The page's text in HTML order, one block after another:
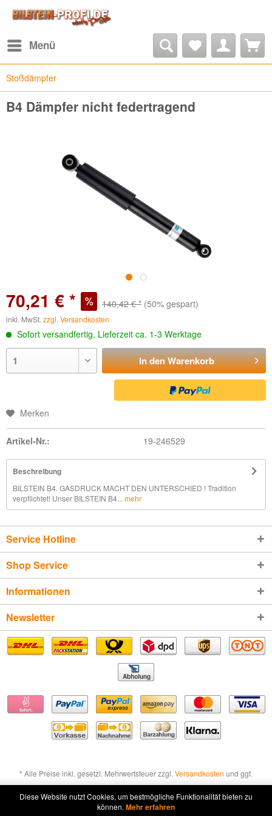
Menü
Stoßdämpfer
B4 Dämpfer nicht federtragend
70,21 € * 140,42 € * (50% gespart)
inkl. MwSt. zzgl. Versandkosten
Sofort versandfertig, Lieferzeit ca. 1-3 Werktage
In denWarenkorb
Merken
Artikel-Nr.: 19-246529
Beschreibung
BILSTEIN B4. GASDRUCK MACHT DEN UNTERSCHIED ! Tradition
verpflichtet! Unser BILSTEIN B4... mehr
Service Hotline
Shop Service
Informationen
Newsletter
* Alle Preise inkl. gesetzl. Mehrwertsteuer zzgl. Versandkosten und ggf.
Nachnahmegebühren, wenn nicht anders beschrieben
Widerruf erklären
Diese Website nutzt Cookies, um bestmögliche Funktionalität bieten zu
können. Mehr erfahren